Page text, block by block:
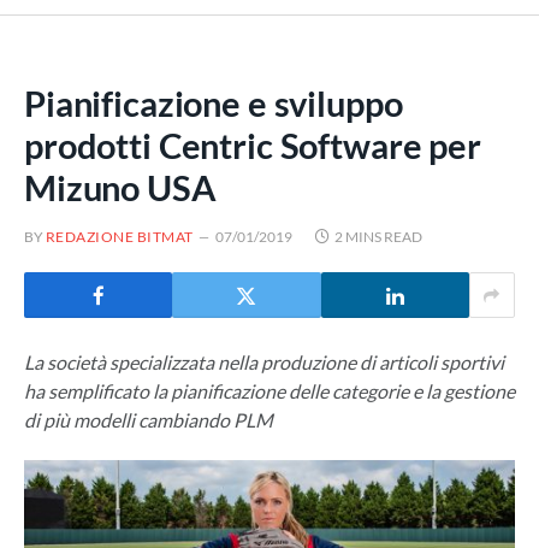
Pianificazione e sviluppo
prodotti Centric Software per
Mizuno USA
BY REDAZIONE BITMAT 07/01/2019 2 MINS READ
La società specializzata nella produzione di articoli sportivi
ha semplificato la pianificazione delle categorie e la gestione
di più modelli cambiando PLM